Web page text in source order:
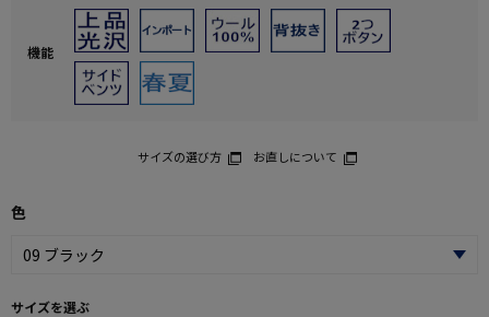
機能
サイズの選び方 お直しについて
色
サイズを選ぶ